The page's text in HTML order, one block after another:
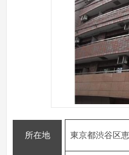
所在地 東京都渋谷区